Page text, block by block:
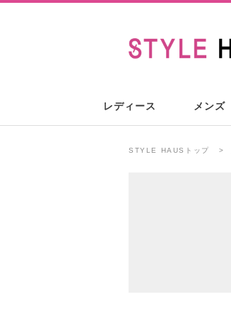
レディース メンズ
STYLE HAUSトップ